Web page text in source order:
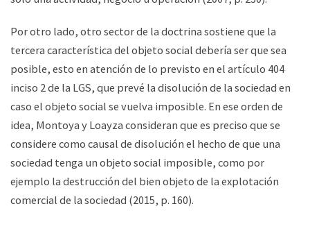
Por otro lado, otro sector de la doctrina sostiene que la
tercera característica del objeto social debería ser que sea
posible, esto en atención de lo previsto en el artículo 404
inciso 2 de la LGS, que prevé la disolución de la sociedad en
caso el objeto social se vuelva imposible. En ese orden de
idea, Montoya y Loayza consideran que es preciso que se
considere como causal de disolución el hecho de que una
sociedad tenga un objeto social imposible, como por
ejemplo la destrucción del bien objeto de la explotación
comercial de la sociedad (2015, p. 160).